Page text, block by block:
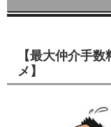
【最大仲介手
メ】